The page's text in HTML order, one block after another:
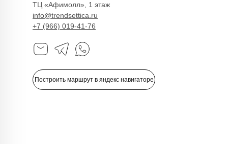
ТЦ «Афимолл», 1 этаж
info@trendsettica.ru
+7 (966) 019-41-76
Построить маршрут в яндекс навигаторе
ИП Романюк Н.Н.
ИНН 616110027633